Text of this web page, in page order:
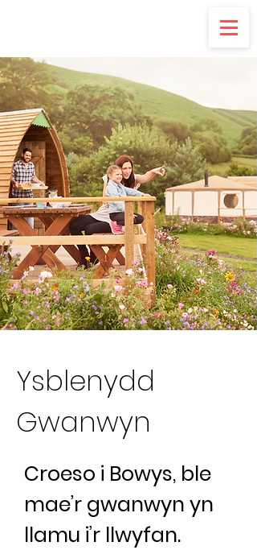
Ysblenydd
Gwanwyn
Croeso i Bowys, ble
mae’r gwanwyn yn
llamu i’r llwyfan.